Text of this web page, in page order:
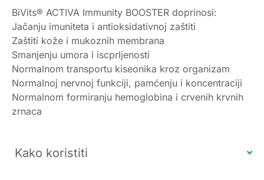
BiVits® ACTIVA Immunity BOOSTER doprinosi:
Jačanju imuniteta i antioksidativnoj zaštiti
Zaštiti kože i mukoznih membrana
Smanjenju umora i iscprljenosti
Normalnom transportu kiseonika kroz organizam
Normalnoj nervnoj funkciji, pamćenju i koncentraciji
Normalnom formiranju hemoglobina i crvenih krvnih
zrnaca
Kako koristiti